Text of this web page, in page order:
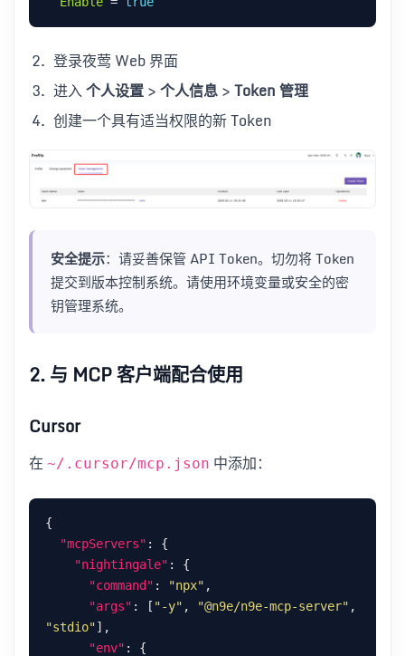
登录夜莺 Web 界面
进入个人设置>个人信息>Token 管理
创建一个具有适当权限的新 Token
安全提示：请妥善保管 API Token。切勿将 Token
提交到版本控制系统。请使用环境变量或安全的密
钥管理系统。
2. 与 MCP 客户端配合使用
Cursor
在 ~/.cursor/mcp.json 中添加：
"mcpServers"
"nightingale"
"command" : "npx"
"args" : [ "-y" , "@n9e/n9e-mcp-server"
"stdio"
"env"